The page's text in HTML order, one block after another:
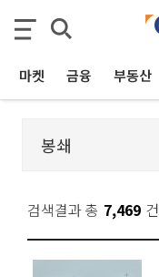
마켓 금융 부동산
검색결과 총 7,469 건